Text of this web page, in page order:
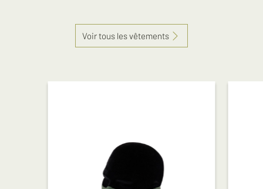
Voir tous les vêtements